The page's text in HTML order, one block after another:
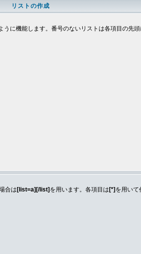
リストの作成
に機能します。番号のないリストは各項目の先
合は [list=a][/list] を用います。各項目は [*] を用いて